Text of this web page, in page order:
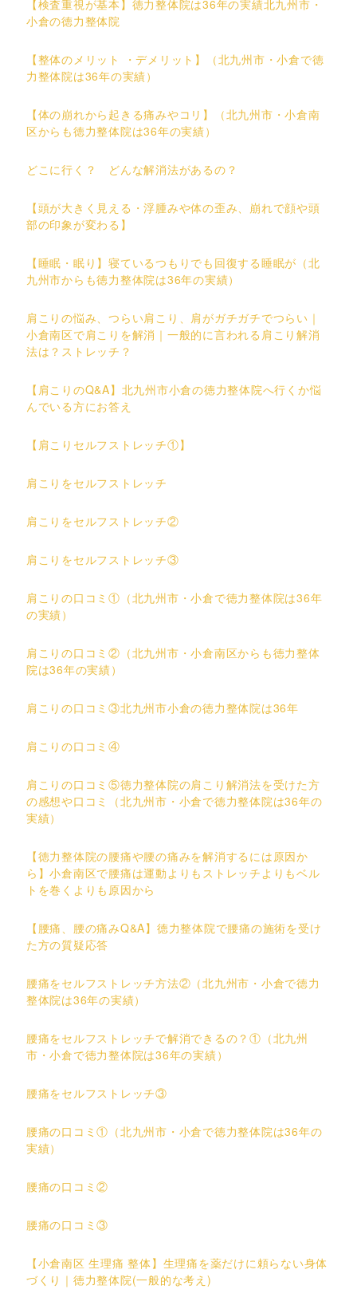
【検査重視が基本】徳力整体院は36年の実績北九州市・
小倉の徳力整体院
【整体のメリット ・デメリット】（北九州市・小倉で徳
力整体院は36年の実績）
【体の崩れから起きる痛みやコリ】（北九州市・小倉南
区からも徳力整体院は36年の実績）
どこに行く？ どんな解消法があるの？
【頭が大きく見える・浮腫みや体の歪み、崩れで顔や頭
部の印象が変わる】
【睡眠・眠り】寝ているつもりでも回復する睡眠が（北
九州市からも徳力整体院は36年の実績）
肩こりの悩み、つらい肩こり、肩がガチガチでつらい｜
小倉南区で肩こりを解消｜一般的に言われる肩こり解消
法は？ストレッチ？
【肩こりのQ&A】北九州市小倉の徳力整体院へ行くか悩
んでいる方にお答え
【肩こりセルフストレッチ①】
肩こりをセルフストレッチ
肩こりをセルフストレッチ②
肩こりをセルフストレッチ③
肩こりの口コミ①（北九州市・小倉で徳力整体院は36年
の実績）
肩こりの口コミ②（北九州市・小倉南区からも徳力整体
院は36年の実績）
肩こりの口コミ③北九州市小倉の徳力整体院は36年
肩こりの口コミ④
肩こりの口コミ⑤徳力整体院の肩こり解消法を受けた方
の感想や口コミ（北九州市・小倉で徳力整体院は36年の
実績）
【徳力整体院の腰痛や腰の痛みを解消するには原因か
ら】小倉南区で腰痛は運動よりもストレッチよりもベル
トを巻くよりも原因から
【腰痛、腰の痛みQ&A】徳力整体院で腰痛の施術を受け
た方の質疑応答
腰痛をセルフストレッチ方法②（北九州市・小倉で徳力
整体院は36年の実績）
腰痛をセルフストレッチで解消できるの？①（北九州
市・小倉で徳力整体院は36年の実績）
腰痛をセルフストレッチ③
腰痛の口コミ①（北九州市・小倉で徳力整体院は36年の
実績）
腰痛の口コミ②
腰痛の口コミ③
【小倉南区 生理痛 整体】生理痛を薬だけに頼らない身体
づくり｜徳力整体院(一般的な考え)